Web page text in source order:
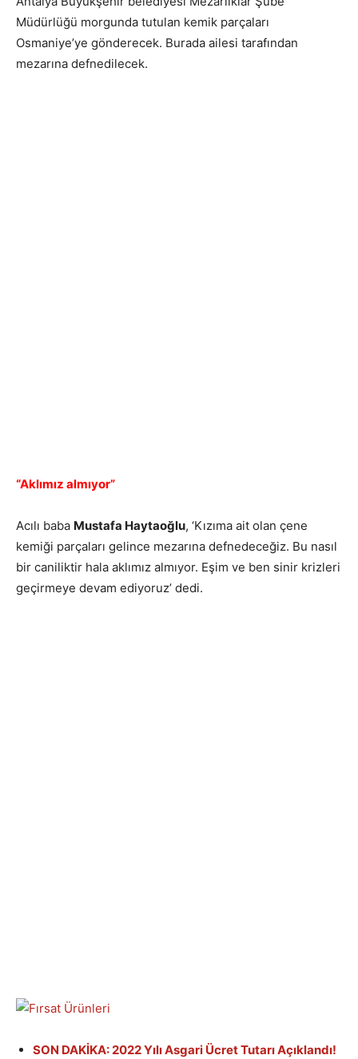
Müdürlüğü morgunda tutulan kemik parçaları
Osmaniye’ye gönderecek. Burada ailesi tarafından
mezarına defnedilecek.
“Aklımız almıyor”
Acılı baba Mustafa Haytaoğlu, ‘Kızıma ait olan çene
kemiği parçaları gelince mezarına defnedeceğiz. Bu nasıl
bir caniliktir hala aklımız almıyor. Eşim ve ben sinir krizleri
geçirmeye devam ediyoruz’ dedi.
SON DAKİKA: 2022 Yılı Asgari Ücret Tutarı Açıklandı!